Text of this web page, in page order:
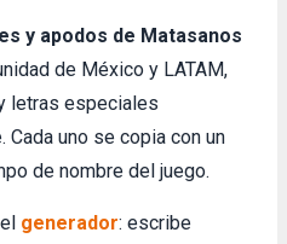
y apodos de Matasanos
de México y LATAM,
letras especiales
uno se copia con un
de nombre del juego.
generador: escribe